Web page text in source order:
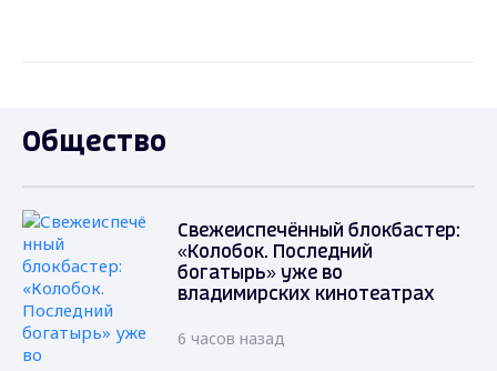
Общество
Свежеиспечённый блокбастер:
«Колобок. Последний
богатырь» уже во
владимирских кинотеатрах
6 часов назад